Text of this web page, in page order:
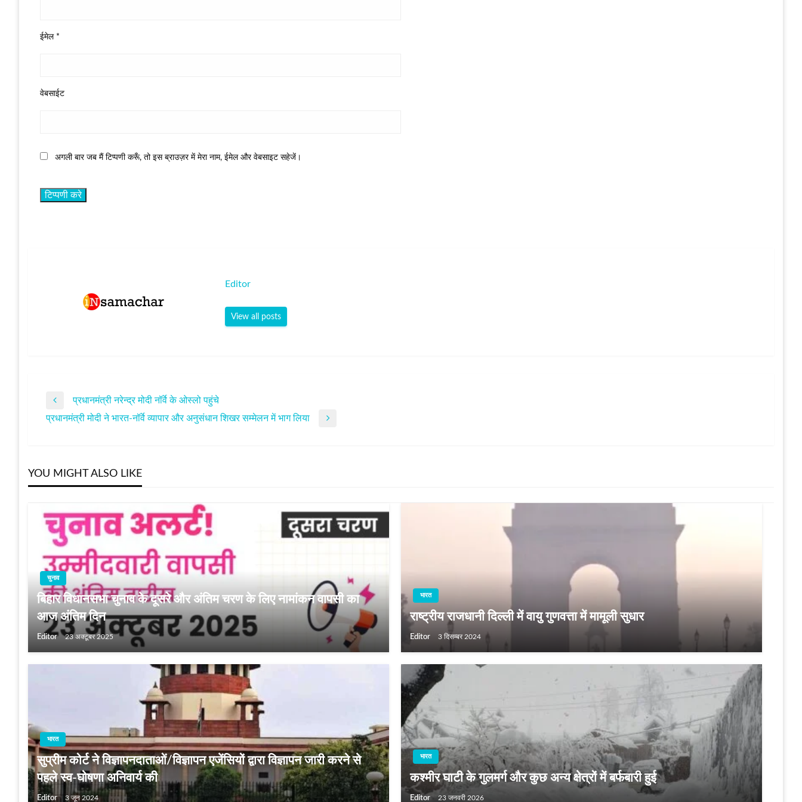
ईमेल *
वेबसाईट
अगली बार जब मैं टिप्पणी करूँ, तो इस ब्राउज़र में मेरा नाम, ईमेल और वेबसाइट सहेजें।
Editor
View all posts
पोस्ट
Previous
Post
प्रधानमंत्री नरेन्द्र मोदी नॉर्वे के ओस्लो पहुंचे
Next
प्रधानमंत्री मोदी ने भारत-नॉर्वे व्यापार और अनुसंधान शिखर सम्मेलन में भाग लिया
YOU MIGHT ALSO LIKE
चुनाव
बिहार विधानसभा चुनाव के दूसरे और अंतिम चरण के लिए नामांकन वापसी का
आज अंतिम दिन
Editor 23 अक्टूबर 2025
भारत
राष्ट्रीय राजधानी दिल्ली में वायु गुणवत्ता में मामूली सुधार
Editor 3 दिसम्बर 2024
भारत
सुप्रीम कोर्ट ने विज्ञापनदाताओं/विज्ञापन एजेंसियों द्वारा विज्ञापन जारी करने से
पहले स्व-घोषणा अनिवार्य की
Editor 3 जून 2024
भारत
कश्मीर घाटी के गुलमर्ग और कुछ अन्य क्षेत्रों में बर्फबारी हुई
Editor 23 जनवरी 2026